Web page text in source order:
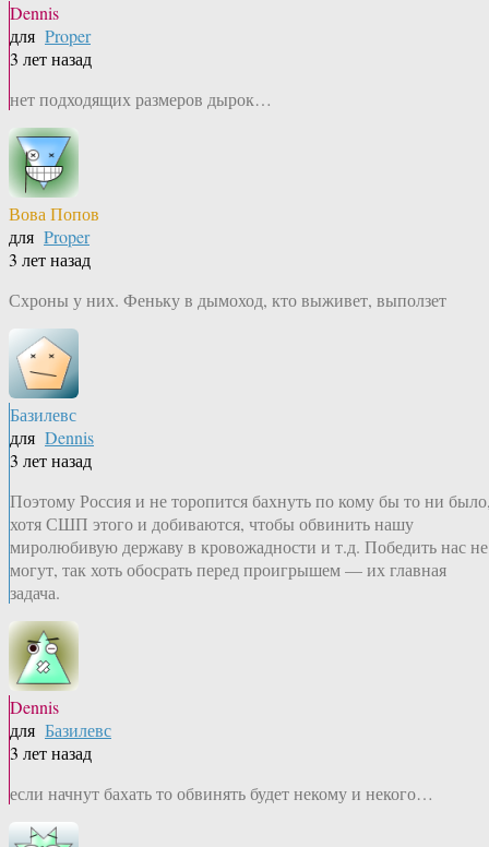
Dennis
для Proper
3 лет назад
нет подходящих размеров дырок…
Вова Попов
для Proper
3 лет назад
Схроны у них. Феньку в дымоход, кто выживет, выползет
Базилевс
для Dennis
3 лет назад
Поэтому Россия и не торопится бахнуть по кому бы то ни
хотя СШП этого и добиваются, чтобы обвинить нашу
миролюбивую державу в кровожадности и т.д. Победить нас не
могут, так хоть обосрать перед проигрышем — их главная
задача.
Dennis
для Базилевс
3 лет назад
если начнут бахать то обвинять будет некому и некого…